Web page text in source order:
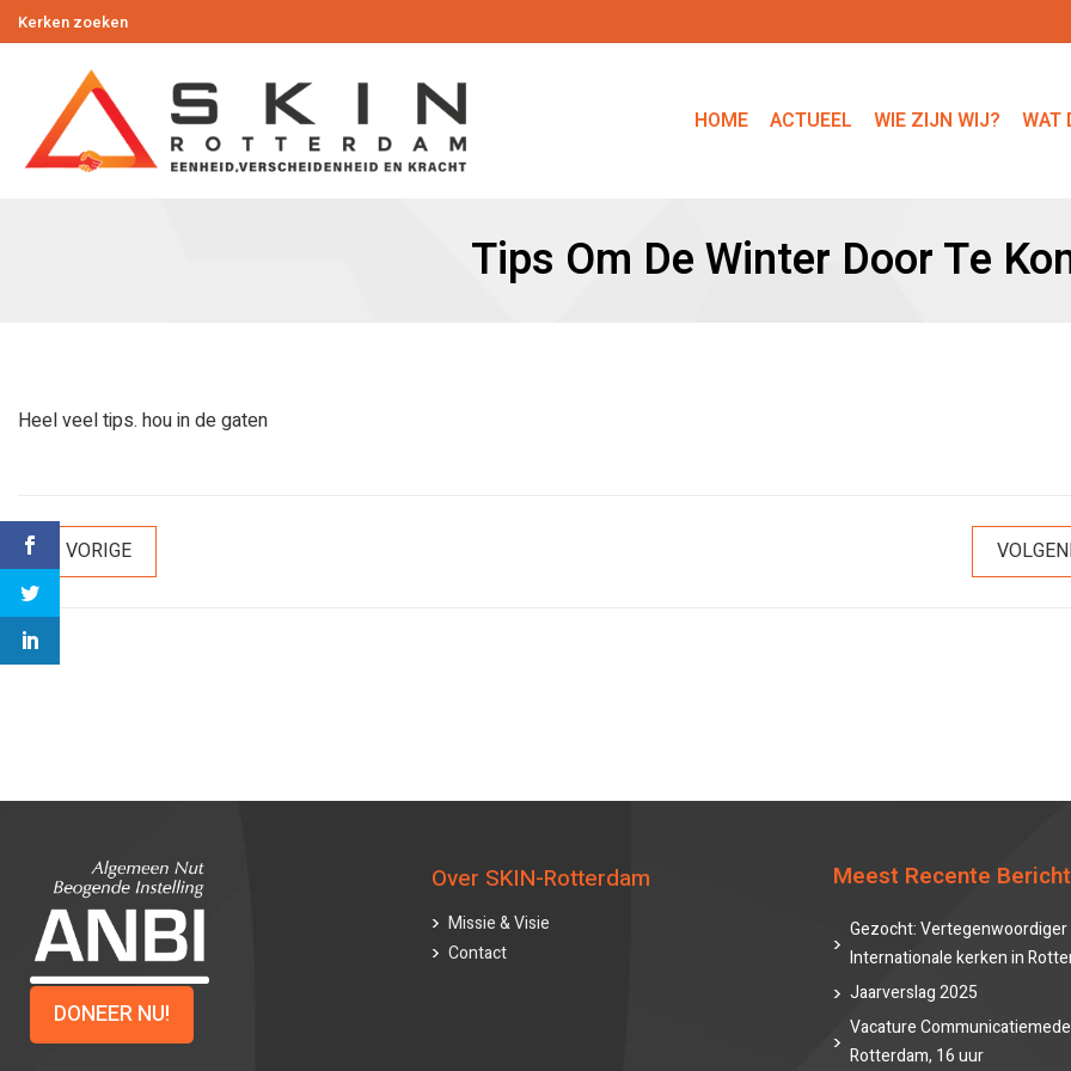
Kerken zoeken
HOME ACTUEEL WIE ZIJN WIJ? WAT
Tips Om De Winter Door Te
Heel veel tips. hou in de gaten
Bericht
Navigatie
VORIGE
bericht
DONEER NU!
Over SKIN-Rotterdam
Missie & Visie
Contact
Meest Recente
Gezocht: Vertegenwoordiger
Internationale kerken in
Jaarverslag 2025
Vacature
Rotterdam, 16 uur